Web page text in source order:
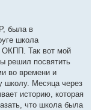
была в
школа
ОКПП. Так вот мой
решил посвятить
во времени и
школу. Месяца через
историю, которая
что школа была